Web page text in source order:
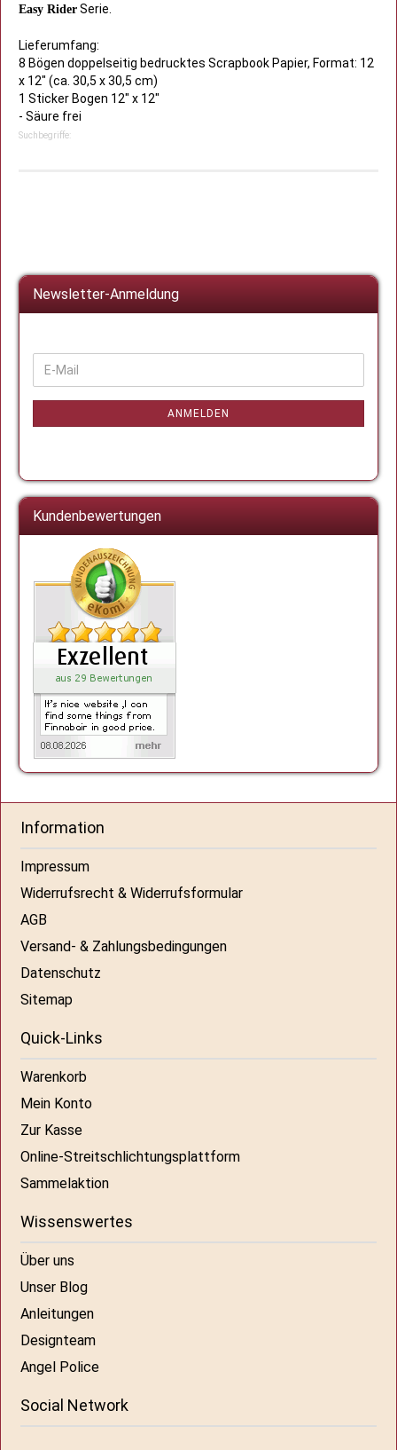
Easy Rider Serie.
Lieferumfang:
8 Bögen doppelseitig bedrucktes Scrapbook Papier, Format: 12
x 12" (ca. 30,5 x 30,5 cm)
1 Sticker Bogen 12" x 12"
- Säure frei
Suchbegriffe:
Newsletter-Anmeldung
WEITER
ZUR
NEWSLETTER-
E-
Mail
ANMELDEN
Kundenbewertungen
Information
Impressum
Widerrufsrecht & Widerrufsformular
AGB
Versand- & Zahlungsbedingungen
Datenschutz
Sitemap
Quick-Links
Warenkorb
Mein Konto
Zur Kasse
Online-Streitschlichtungsplattform
Sammelaktion
Wissenswertes
Über uns
Unser Blog
Anleitungen
Designteam
Angel Police
Social Network